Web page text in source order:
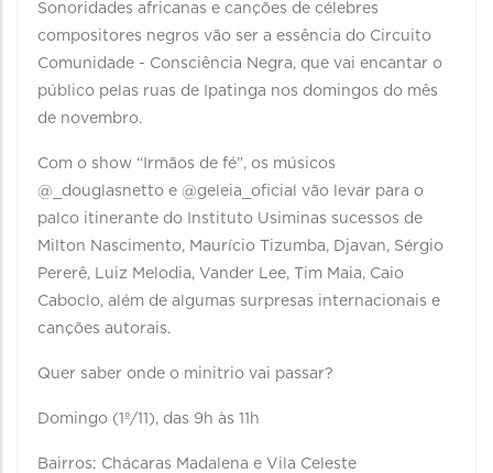
Sonoridades africanas e canções de célebres
compositores negros vão ser a essência do Circuito
Comunidade - Consciência Negra, que vai encantar o
público pelas ruas de Ipatinga nos domingos do mês
de novembro.
Com o show “Irmãos de fé”, os músicos
@_douglasnetto e @geleia_oficial vão levar para o
palco itinerante do Instituto Usiminas sucessos de
Milton Nascimento, Maurício Tizumba, Djavan, Sérgio
Pererê, Luiz Melodia, Vander Lee, Tim Maia, Caio
Caboclo, além de algumas surpresas internacionais e
canções autorais.
Quer saber onde o minitrio vai passar?
Domingo (1º/11), das 9h às 11h
Bairros: Chácaras Madalena e Vila Celeste